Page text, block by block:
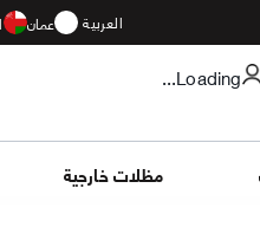
عمان العربية
...Loading
مظلات خارجية